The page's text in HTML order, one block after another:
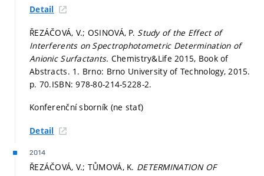
Detail
ŘEZÁČOVÁ, V.; OSINOVÁ, P. Study of the Effect of
Interferents on Spectrophotometric Determination of
Anionic Surfactants. Chemistry&Life 2015, Book of
Abstracts. 1. Brno: Brno University of Technology, 2015.
p. 70.ISBN: 978-80-214-5228-2.
Konferenční sborník (ne stať)
Detail
2014
ŘEZÁČOVÁ, V.; TŮMOVÁ, K. DETERMINATION OF